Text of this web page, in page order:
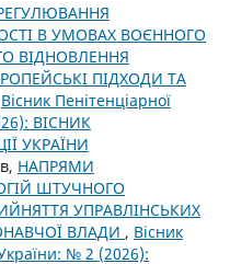
В УМОВАХ ВОЄННОГО
ВІДНОВЛЕННЯ
ПІДХОДИ ТА
Вісник Пенітенціарної
ВІСНИК
УКРАЇНИ
НАПРЯМИ
ШТУЧНОГО
УПРАВЛІНСЬКИХ
ВЛАДИ , Вісник
України: № 2 (2026):